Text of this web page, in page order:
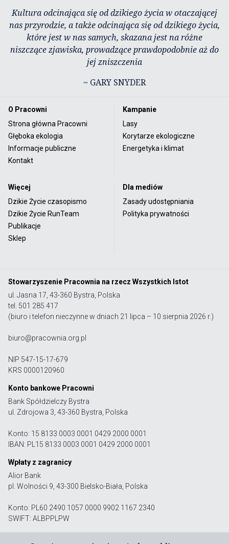
Kultura odcinająca się od dzikiego życia w otaczającej
nas przyrodzie, a także odcinająca się od dzikiego życia,
które jest w nas samych, skazana jest na różne
niszczące zjawiska, prowadzące prawdopodobnie aż do
jej zniszczenia
~ GARY SNYDER
O Pracowni
Strona główna Pracowni
Głęboka ekologia
Informacje publiczne
Kontakt
Kampanie
Lasy
Korytarze ekologiczne
Energetyka i klimat
Więcej
Dzikie Życie czasopismo
Dzikie Życie RunTeam
Publikacje
Sklep
Dla mediów
Zasady udostępniania
Polityka prywatności
Stowarzyszenie Pracownia na rzecz Wszystkich Istot
ul. Jasna 17, 43-360 Bystra, Polska
tel. 501 285 417
(biuro i telefon nieczynne w dniach 21 lipca – 10 sierpnia 2026 r.)
biuro@pracownia.org.pl
NIP 547-15-17-679
KRS 0000120960
Konto bankowe Pracowni
Bank Spółdzielczy Bystra
ul. Zdrojowa 3, 43-360 Bystra, Polska
Konto: 15 8133 0003 0001 0429 2000 0001
IBAN: PL15 8133 0003 0001 0429 2000 0001
Wpłaty z zagranicy
Alior Bank
pl. Wolności 9, 43-300 Bielsko-Biała, Polska
Konto: PL60 2490 1057 0000 9902 1167 2340
SWIFT: ALBPPLPW